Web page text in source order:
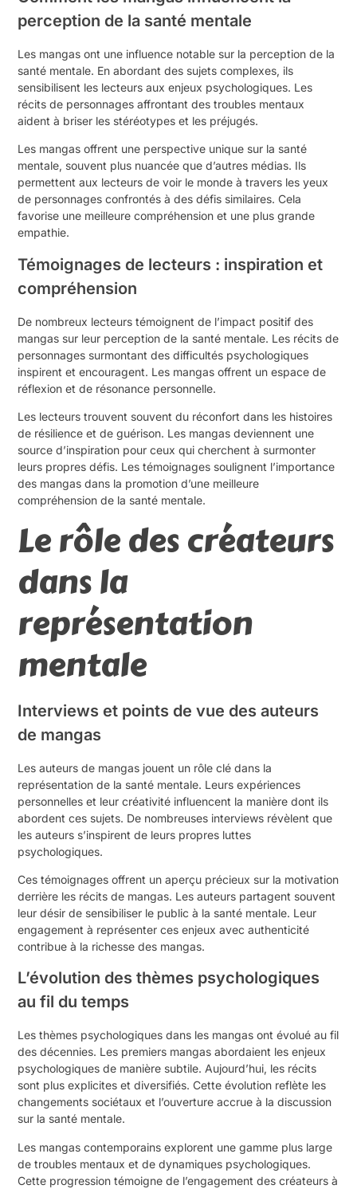
perception de la santé mentale
Les mangas ont une influence notable sur la perception de la
santé mentale. En abordant des sujets complexes, ils
sensibilisent les lecteurs aux enjeux psychologiques. Les
récits de personnages affrontant des troubles mentaux
aident à briser les stéréotypes et les préjugés.
Les mangas offrent une perspective unique sur la santé
mentale, souvent plus nuancée que d’autres médias. Ils
permettent aux lecteurs de voir le monde à travers les yeux
de personnages confrontés à des défis similaires. Cela
favorise une meilleure compréhension et une plus grande
empathie.
Témoignages de lecteurs : inspiration et
compréhension
De nombreux lecteurs témoignent de l’impact positif des
mangas sur leur perception de la santé mentale. Les récits de
personnages surmontant des difficultés psychologiques
inspirent et encouragent. Les mangas offrent un espace de
réflexion et de résonance personnelle.
Les lecteurs trouvent souvent du réconfort dans les histoires
de résilience et de guérison. Les mangas deviennent une
source d’inspiration pour ceux qui cherchent à surmonter
leurs propres défis. Les témoignages soulignent l’importance
des mangas dans la promotion d’une meilleure
compréhension de la santé mentale.
Le rôle des créateurs
dans la
représentation
mentale
Interviews et points de vue des auteurs
de mangas
Les auteurs de mangas jouent un rôle clé dans la
représentation de la santé mentale. Leurs expériences
personnelles et leur créativité influencent la manière dont ils
abordent ces sujets. De nombreuses interviews révèlent que
les auteurs s’inspirent de leurs propres luttes
psychologiques.
Ces témoignages offrent un aperçu précieux sur la motivation
derrière les récits de mangas. Les auteurs partagent souvent
leur désir de sensibiliser le public à la santé mentale. Leur
engagement à représenter ces enjeux avec authenticité
contribue à la richesse des mangas.
L’évolution des thèmes psychologiques
au fil du temps
Les thèmes psychologiques dans les mangas ont évolué au fil
des décennies. Les premiers mangas abordaient les enjeux
psychologiques de manière subtile. Aujourd’hui, les récits
sont plus explicites et diversifiés. Cette évolution reflète les
changements sociétaux et l’ouverture accrue à la discussion
sur la santé mentale.
Les mangas contemporains explorent une gamme plus large
de troubles mentaux et de dynamiques psychologiques.
Cette progression témoigne de l’engagement des créateurs à